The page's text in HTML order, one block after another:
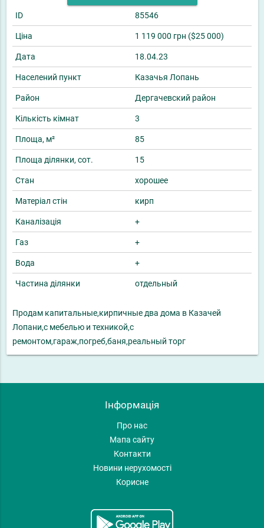
ID 85546
Ціна 1 119 000 грн ($25 000)
Дата 18.04.23
Населений пункт Казачья Лопань
Район Дергачевский район
Кількість кімнат 3
Площа, м² 85
Площа ділянки, сот. 15
Стан хорошее
Матеріал стін кирп
Каналізація +
Газ +
Вода +
Частина ділянки отдельный
Продам капитальные,кирпичные два дома в Казачей
Лопани,с мебелью и техникой,с
ремонтом,гараж,погреб,баня,реальный торг
Інформація
Про нас
Мапа сайту
Контакти
Новини нерухомості
Корисне